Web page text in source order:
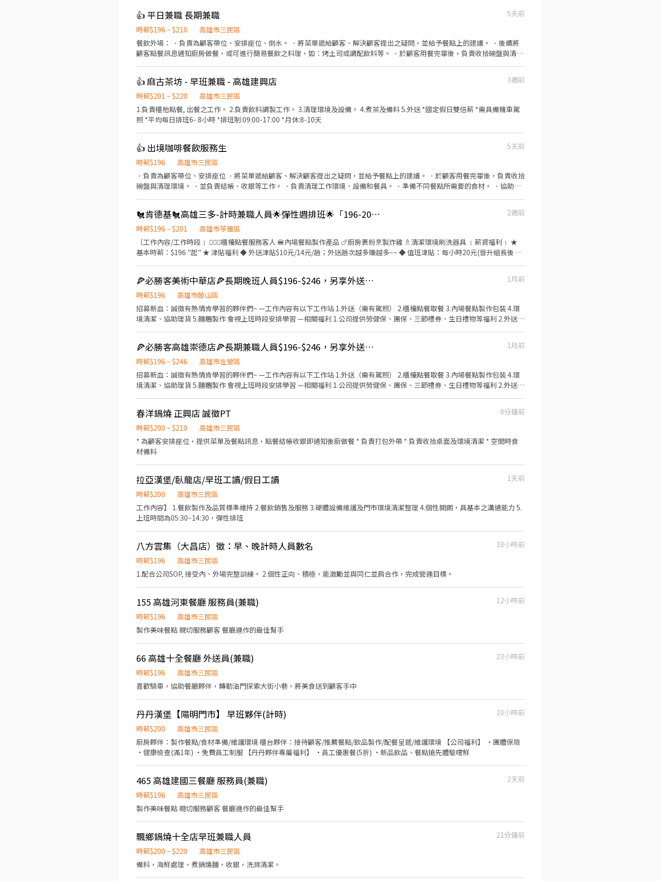
👍 平日兼職 長期兼職
5天前
時薪$196 ~ $210
高雄市三民區
餐飲外場： ．負責為顧客帶位、安排座位、倒水。 ．將菜單遞給顧客、解決顧客提出之疑問，並給予餐點上的建議。 ．後續將
顧客點餐訊息通知廚房做餐，或可進行簡易餐飲之料理，如：烤土司或調配飲料等。 ．於顧客用餐完畢後，負責收拾碗盤與清理
重量。 ．負責擺盤、打包外帶服務。
👍 麻古茶坊 - 早班兼職 - 高雄建興店
3週前
時薪$201 ~ $220
高雄市三民區
1.負責櫃枱點餐, 出餐之工作。 2.負責飲料調製工作。 3.清理環境及設備。 4.煮茶及備料 5.外送 *國定假日雙倍薪 *需具備機車駕
照 *平均每日排班6- 8小時 *排班制:09:00-17:00 *月休:8-10天
👍 出境咖啡餐飲服務生
5天前
時薪$196
高雄市三民區
．負責為顧客帶位、安排座位 ．將菜單遞給顧客、解決顧客提出之疑問，並給予餐點上的建議。 ．於顧客用餐完畢後，負責收拾
碗盤與清理環境。 ．並負責結帳、收銀等工作。 ．負責清理工作環境、設備和餐具。 ．準備不同餐點所需要的食材。 ．協助測
🐔肯德基🐔高雄三多-計時兼職人員🌟彈性週排班🌟「196-201」
2週前
時薪$196 ~ $201
高雄市苓雅區
〔工作內容/工作時段﹞ 💁🏻‍♂️櫃檯點餐服務客人 🍔內場餐點製作產品 🍗廚房裹粉烹製炸雞 🚿清潔環境刷洗器具 ﹝薪資福利﹞ ★
基本時薪：$196 "起" ★ 津貼福利 ◆ 外送津貼$10元/14元/趟；外送趟次越多賺越多~~ ◆ 值班津貼：每小時20元(晉升組長後 ◆
當日任職每四小時享有乙餐員餐 ◆ 生日/節慶禮卷： 你生日我慶祝，生日當月我們提供你品牌禮卷 讓生日更有溫度 你過節我共
歡，重要節慶我們提供你福利禮券 好好與家人歡慶 你旅遊我贊助，每年職福會提供你旅遊津貼 好好享受幸福人生 ◎ 詳細工作時
間於面試時告知
🍕必勝客美術中華店🍕長期晚班人員$196-$246，另享外送獎金💰
1月前
時薪$196
高雄市鼓山區
招募新血：誠徵有熱情肯學習的夥伴們~ —工作內容有以下工作站 1.外送（需有駕照） 2.櫃檯點餐取餐 3.內場餐點製作包裝 4.環
境清潔、協助理貨 5.麵糰製作 會視上班時段安排學習 —相關福利 1.公司提供勞健保、團保、三節禮券、生日禮物等福利 2.外送享
3天 #適合學生賺零花錢或需兼職工作者 #需長期（至少1年起），且國定連假，或重大節日（母親節/跨年/過年等）需配合上班 #
錄取者需自費做一般+供膳體檢(約$1000-1200) #薪資每半個月10號 25號各領一次，帳戶薪轉，需準備國泰銀行帳戶 以上條件接
受者歡迎應徵😃
🍕必勝客高雄崇德店🍕長期兼職人員$196-$246，另享外送獎金💰
1月前
時薪$196 ~ $246
高雄市左營區
招募新血：誠徵有熱情肯學習的夥伴們~ —工作內容有以下工作站 1.外送（需有駕照） 2.櫃檯點餐取餐 3.內場餐點製作包裝 4.環
境清潔、協助理貨 5.麵糰製作 會視上班時段安排學習 —相關福利 1.公司提供勞健保、團保、三節禮券、生日禮物等福利 2.外送享
3天 #適合學生賺零花錢或需兼職工作者 #需長期（至少1年起），且國定連假，或重大節日（母親節跨年過年等）需配合上班 #
錄取者需自費做一般+供膳體檢(約$1000-1200) #薪資每半個月10號 25號各領一次，帳戶薪轉，需準備國泰銀行帳戶 以上條件接
受者歡迎應徵😃
春洋鍋燒 正興店 誠徵PT
8分鐘前
時薪$200 ~ $210
高雄市三民區
* 為顧客安排座位，提供菜單及餐點訊息，點餐結帳收銀即通知後廚做餐 * 負責打包外帶 * 負責收拾桌面及環境清潔 * 空閒時食
材備料
拉亞漢堡/臥龍店/早班工讀/假日工讀
1天前
時薪$200
高雄市三民區
工作內容】 1.餐飲製作及品質標準維持 2.餐飲銷售及服務 3.硬體設備維護及門市環境清潔整理 4.個性開朗，具基本之溝通能力 5.
上班時間為05:30~14:30，彈性排班
八方雲集（大昌店）徵：早、晚計時人員數名
18小時前
時薪$196
高雄市三民區
1.配合公司SOP, 接受內、外場完整訓練。 2.個性正向、積極，能激勵並與同仁並肩合作，完成營運目標。
155 高雄河東餐廳 服務員(兼職)
12小時前
時薪$196
高雄市三民區
製作美味餐點 親切服務顧客 餐廳運作的最佳幫手
66 高雄十全餐廳 外送員(兼職)
23小時前
時薪$196
高雄市三民區
喜歡騎車，協助餐廳夥伴，轉動油門探索大街小巷，將美食送到顧客手中
丹丹漢堡【陽明門市】 早班夥伴(計時)
10小時前
時薪$200
高雄市三民區
廚房夥伴：製作餐點/食材準備/維護環境 櫃台夥伴：接待顧客/推薦餐點/飲品製作/配餐呈遞/維護環境 【公司福利】 •團體保險
•健康檢查(滿1年) •免費員工制服 【丹丹夥伴專屬福利】 •員工優惠餐(5折) •新品飲品、餐點搶先體驗嚐鮮
465 高雄建國三餐廳 服務員(兼職)
2天前
時薪$196
高雄市三民區
製作美味餐點 親切服務顧客 餐廳運作的最佳幫手
飄鄉鍋燒十全店早班兼職人員
21分鐘前
時薪$200 ~ $220
高雄市三民區
備料，海鮮處理，煮鍋燒麵，收銀，洗滌清潔。